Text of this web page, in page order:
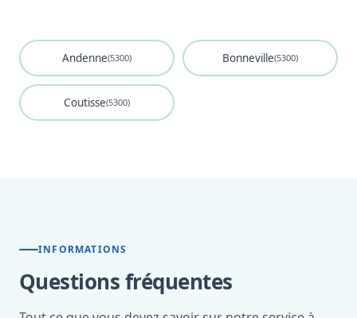
Andenne(5300) Bonneville(5300)
Coutisse(5300)
INFORMATIONS
Questions fréquentes